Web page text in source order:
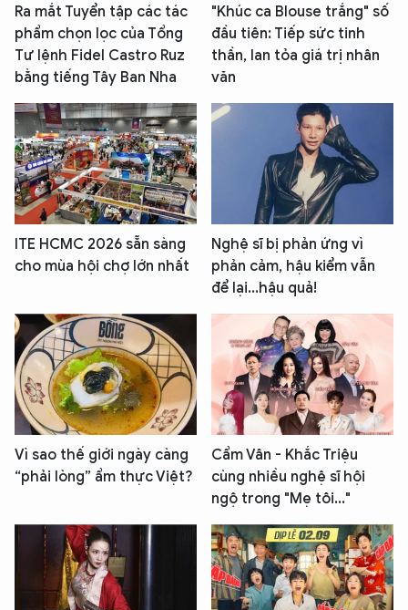
Ra mắt Tuyển tập các tác
phẩm chọn lọc của Tổng
Tư lệnh Fidel Castro Ruz
bằng tiếng Tây Ban Nha
"Khúc ca Blouse trắng" số
đầu tiên: Tiếp sức tinh
thần, lan tỏa giá trị nhân
văn
ITE HCMC 2026 sẵn sàng
cho mùa hội chợ lớn nhất
Nghệ sĩ bị phản ứng vì
phản cảm, hậu kiểm vẫn
để lại...hậu quả!
Vì sao thế giới ngày càng
“phải lòng” ẩm thực Việt?
Cẩm Vân - Khắc Triệu
cùng nhiều nghệ sĩ hội
ngộ trong "Mẹ tôi..."
XIN CHÀO,
TÔI LÀ CHATBOT CỦA
Hãy hỏi tôi bất kỳ điều gì bạn cần biết về
An Ninh Thủ Đô nhé. Tôi sẵn sàng hỗ trợ!